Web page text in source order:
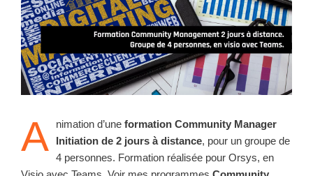
A nimation d’une formation Community Manager
Initiation de 2 jours à distance, pour un groupe de
4 personnes. Formation réalisée pour Orsys, en